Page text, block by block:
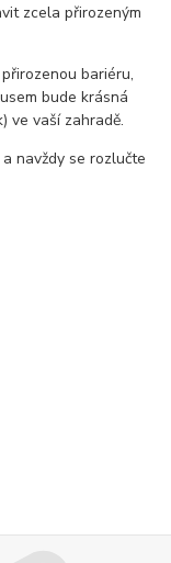
zcela přirozeným
bariéru,
bude krásná
ve vaší zahradě.
navždy se rozlučte